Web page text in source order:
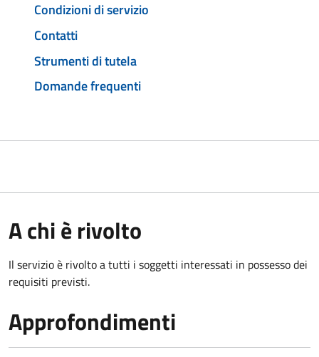
Condizioni di servizio
Contatti
Strumenti di tutela
Domande frequenti
A chi è rivolto
Il servizio è rivolto a tutti i soggetti interessati in possesso dei
requisiti previsti.
Approfondimenti